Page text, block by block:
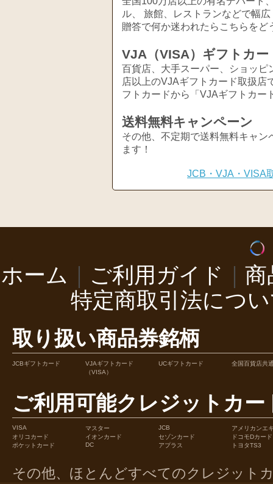
ル、 旅館、レストランなどで幅
贈答で何か迷われたらこちらをど
VJA（VISA）ギフトカー
百貨店、大手スーパー、ショッ
店以上のVJAギフトカード取扱店
フトカードから「VJAギフトカー
送料無料キャンペーン
その他、不定期で送料無料キャ
ます！
JCB・VJA・VISA
ホーム ご利用ガイド
商
特定商取引法につ
取り扱い商品券銘柄
JCBギフトカード
VJAギフトカード
（VISA）
UCギフトカード 全国百貨店共
ご利用可能クレジットカー
VISA マスター JCB
アメリカンエ
オリコカード
イオンカード セゾンカード
ドコモDカード
ポケットカード
DC アプラス トヨタTS3
その他、ほとんどすべてのクレジット